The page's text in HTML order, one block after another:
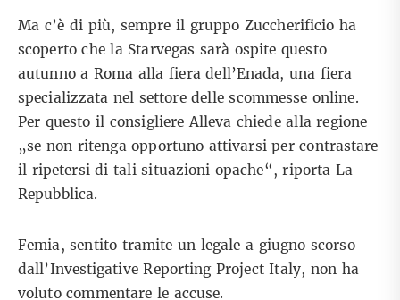
Ma c’è di più, sempre il gruppo Zuccherificio ha
scoperto che la Starvegas sarà ospite questo
autunno a Roma alla fiera dell’Enada, una fiera
specializzata nel settore delle scommesse online.
Per questo il consigliere Alleva chiede alla regione
„se non ritenga opportuno attivarsi per contrastare
il ripetersi di tali situazioni opache“, riporta La
Repubblica.
Femia, sentito tramite un legale a giugno scorso
dall’Investigative Reporting Project Italy, non ha
voluto commentare le accuse.